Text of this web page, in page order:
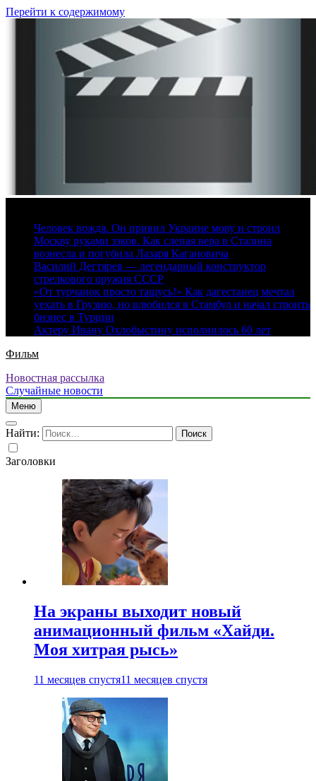
Перейти к содержимому
Человек вождя. Он привил Украине мову и строил
Москву руками зэков. Как слепая вера в Сталина
вознесла и погубила Лазаря Кагановича
Василий Дегтярев — легендарный конструктор
стрелкового оружия СССР
«От турчанок просто тащусь!» Как дагестанец мечтал
уехать в Грузию, но влюбился в Стамбул и начал строить
бизнес в Турции
Актеру Ивану Охлобыстину исполнилось 60 лет
Фильм
Новостная рассылка
Случайные новости
Меню
Найти:
Заголовки
На экраны выходит новый
анимационный фильм «Хайди.
Моя хитрая рысь»
11 месяцев спустя11 месяцев спустя